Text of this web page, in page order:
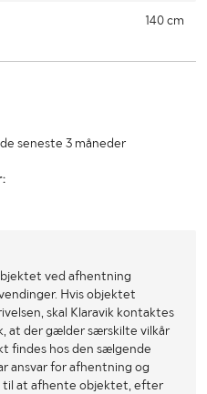
140 cm
seneste 3 måneder
ved afhentning
Hvis objektet
skal Klaravik kontaktes
at der gælder særskilte vilkår
findes hos den sælgende
ansvar for afhentning og
til at afhente objektet, efter